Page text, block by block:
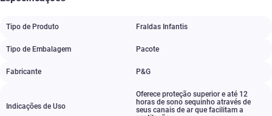
Tipo de Produto Fraldas Infantis
Tipo de Embalagem Pacote
Fabricante P&G
Indicações de Uso
Oferece proteção superior e até 12
horas de sono sequinho através de
seus canais de ar que facilitam a